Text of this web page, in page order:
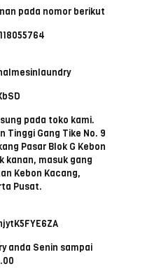
pada nomor berikut
pada toko kami.
Gang Tike No. 9
Pasar Blok G Kebon
kanan, masuk gang
Kebon Kacang,
Pusat.
anda Senin sampai